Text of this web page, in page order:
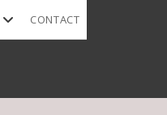
open
menu
CONTACT